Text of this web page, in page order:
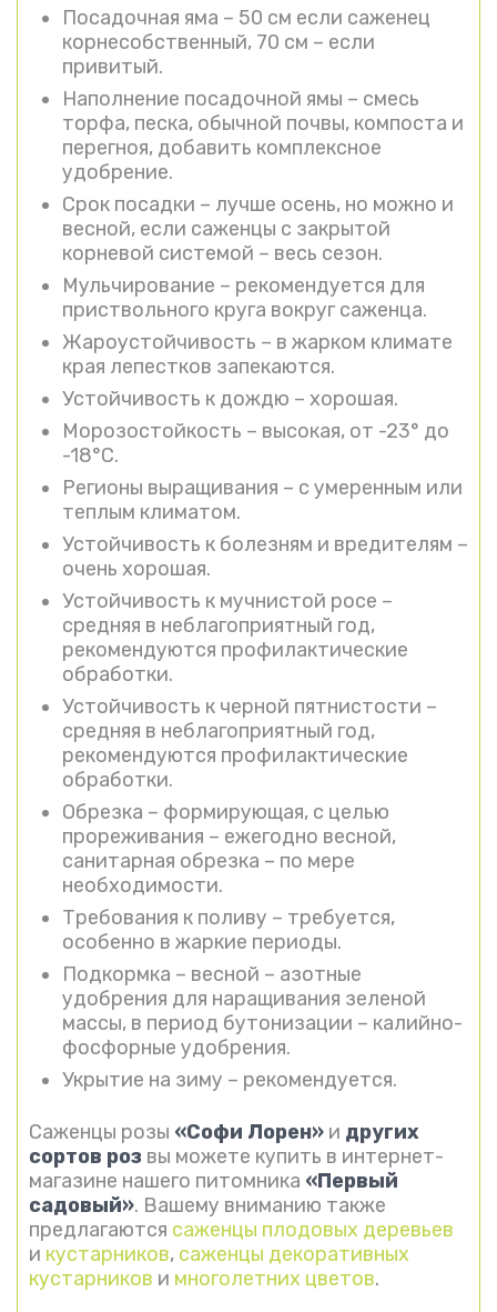
Посадочная яма – 50 см если саженец
корнесобственный, 70 см – если
привитый.
Наполнение посадочной ямы – смесь
торфа, песка, обычной почвы, компоста и
перегноя, добавить комплексное
удобрение.
Срок посадки – лучше осень, но можно и
весной, если саженцы с закрытой
корневой системой – весь сезон.
Мульчирование – рекомендуется для
приствольного круга вокруг саженца.
Жароустойчивость – в жарком климате
края лепестков запекаются.
Устойчивость к дождю – хорошая.
Морозостойкость – высокая, от -23° до
-18°C.
Регионы выращивания – с умеренным или
теплым климатом.
Устойчивость к болезням и вредителям –
очень хорошая.
Устойчивость к мучнистой росе –
средняя в неблагоприятный год,
рекомендуются профилактические
обработки.
Устойчивость к черной пятнистости –
средняя в неблагоприятный год,
рекомендуются профилактические
обработки.
Обрезка – формирующая, с целью
прореживания – ежегодно весной,
санитарная обрезка – по мере
необходимости.
Требования к поливу – требуется,
особенно в жаркие периоды.
Подкормка – весной – азотные
удобрения для наращивания зеленой
массы, в период бутонизации – калийно-
фосфорные удобрения.
Укрытие на зиму – рекомендуется.
Саженцы розы «Софи Лорен» и других
сортов роз вы можете купить в интернет-
магазине нашего питомника «Первый
садовый». Вашему вниманию также
предлагаются саженцы плодовых деревьев
и кустарников, саженцы декоративных
кустарников и многолетних цветов.